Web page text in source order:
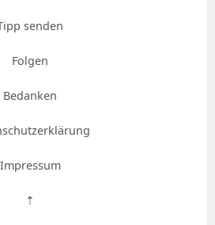
senden
Folgen
Bedanken
Impressum
⇡